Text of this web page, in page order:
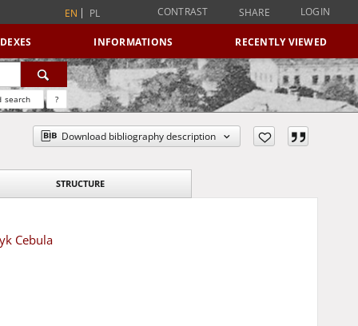
EN PL CONTRAST SHARE LOGIN
INFORMATIONS RECENTLY VIEWED
search ?
Download bibliography description
STRUCTURE
Cebula